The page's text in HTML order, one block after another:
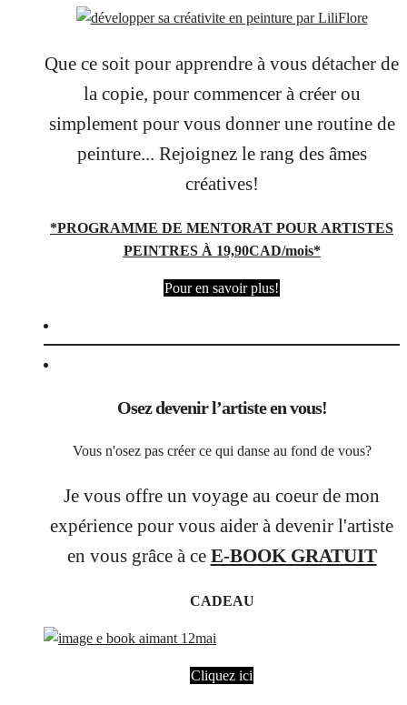
Que ce soit pour apprendre à vous détacher de
la copie, pour commencer à créer ou
simplement pour vous donner une routine de
peinture... Rejoignez le rang des âmes
créatives!
*PROGRAMME DE MENTORAT POUR ARTISTES
PEINTRES À 19,90CAD/mois*
Pour en savoir plus!
Osez devenir l’artiste en vous!
Vous n'osez pas créer ce qui danse au fond de vous?
Je vous offre un voyage au coeur de mon
expérience pour vous aider à devenir l'artiste
en vous grâce à ce E-BOOK GRATUIT
CADEAU
Cliquez ici